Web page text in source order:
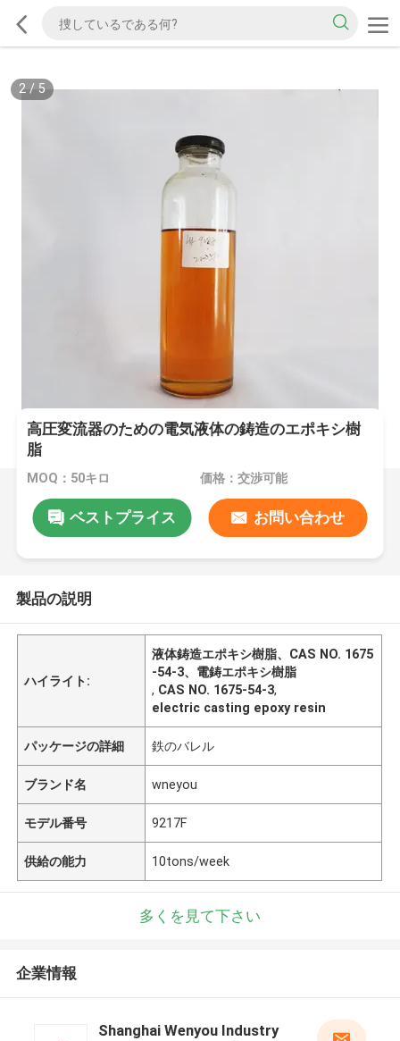
2/ 5
高圧変流器のための電気液体の鋳造のエポキシ樹
脂
MOQ：50キロ 価格：交渉可能
ベストプライス お問い合わせ
製品の説明
ハイライト:
液体鋳造エポキシ樹脂、CAS NO. 1675
-54-3、電鋳エポキシ樹脂
, CAS NO. 1675-54-3,
electric casting epoxy resin
パッケージの詳細 鉄のバレル
ブランド名 wneyou
モデル番号 9217F
供給の能力 10tons/week
多くを見て下さい
企業情報
Shanghai Wenyou Industry